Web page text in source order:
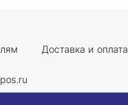
Доставка и оплата